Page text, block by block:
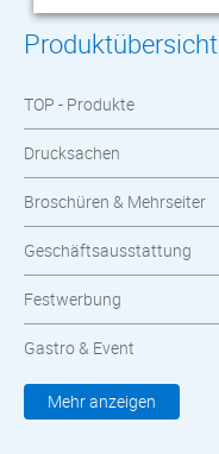
Produktübersicht
TOP - Produkte
Drucksachen
Broschüren & Mehrseiter
Geschäftsausstattung
Festwerbung
Gastro & Event
Kleidung & Textilien
Mehr anzeigen